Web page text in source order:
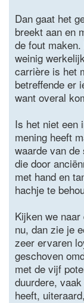
Dan gaat het
breekt aan en
de fout
weinig
carrière is het
betreffende er
want overal
Is het niet een
mening heeft
waarde van
die door
met hand en
hachje te
Kijken we
nu, dan zie je
zeer ervaren
geschoven
met de vijf
duurdere,
heeft,